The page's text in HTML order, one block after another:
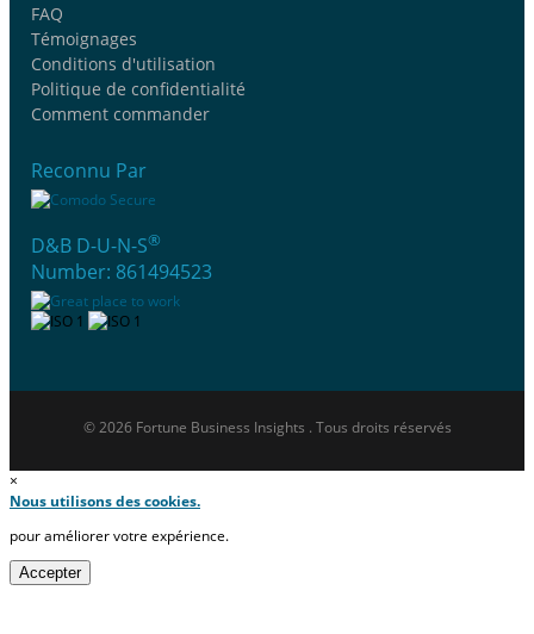
FAQ
Témoignages
Conditions d'utilisation
Politique de confidentialité
Comment commander
Reconnu Par
D&B D-U-N-S®
Number: 861494523
© 2026 Fortune Business Insights . Tous droits réservés
×
Nous utilisons des cookies.
pour améliorer votre expérience.
Accepter